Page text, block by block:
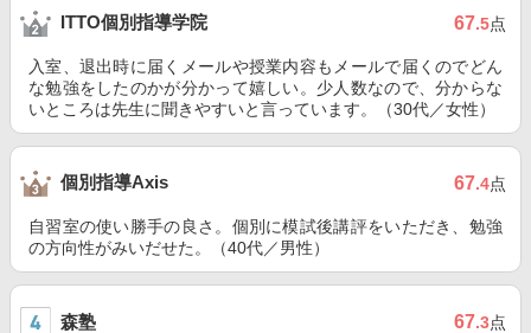
ITTO個別指導学院 67.5点
入室、退出時に届くメールや授業内容もメールで届くのでどん
な勉強をしたのかが分かって嬉しい。少人数なので、分からな
いところは先生に聞きやすいと言っています。（30代／女性）
個別指導Axis 67.4点
自習室の使い勝手の良さ。個別に模試後講評をいただき、勉強
の方向性がみいだせた。（40代／男性）
森塾 67.3点